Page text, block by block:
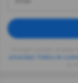
privacidad